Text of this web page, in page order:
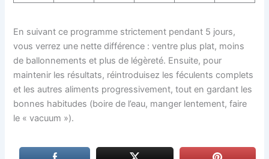
En suivant ce programme strictement pendant 5 jours,
vous verrez une nette différence : ventre plus plat, moins
de ballonnements et plus de légèreté. Ensuite, pour
maintenir les résultats, réintroduisez les féculents complets
et les autres aliments progressivement, tout en gardant les
bonnes habitudes (boire de l’eau, manger lentement, faire
le « vacuum »).